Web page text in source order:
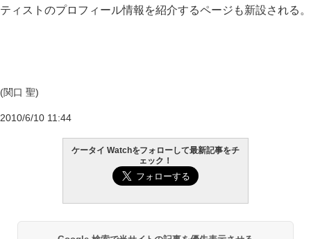
ティストのプロフィール情報を紹介するページも新設される。
(関口 聖)
2010/6/10 11:44
ケータイ Watchをフォローして最新記事をチ
ェック！